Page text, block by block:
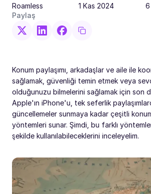
Roamless
1 Kas 2024
6
Paylaş
Konum paylaşımı, arkadaşlar ve aile ile
sağlamak, güvenliği temin etmek veya
olduğunuzu bilmelerini sağlamak için son
Apple'ın iPhone'u, tek seferlik
güncellemeler sunmaya kadar çeşitli
yöntemleri sunar. Şimdi, bu farklı
şekilde kullanılabileceklerini inceleyelim.